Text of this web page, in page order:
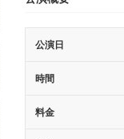
公演日
時間
料金